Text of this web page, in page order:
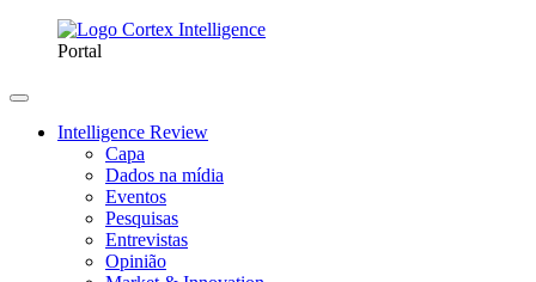
Portal
Intelligence Review
Capa
Dados na mídia
Eventos
Pesquisas
Entrevistas
Opinião